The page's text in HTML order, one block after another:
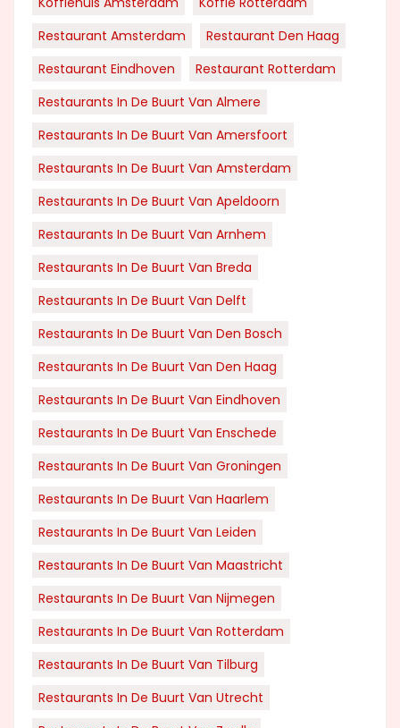
Restaurant Amsterdam
Restaurant Den Haag
Restaurant Eindhoven
Restaurant Rotterdam
Restaurants In De Buurt Van Almere
Restaurants In De Buurt Van Amersfoort
Restaurants In De Buurt Van Amsterdam
Restaurants In De Buurt Van Apeldoorn
Restaurants In De Buurt Van Arnhem
Restaurants In De Buurt Van Breda
Restaurants In De Buurt Van Delft
Restaurants In De Buurt Van Den Bosch
Restaurants In De Buurt Van Den Haag
Restaurants In De Buurt Van Eindhoven
Restaurants In De Buurt Van Enschede
Restaurants In De Buurt Van Groningen
Restaurants In De Buurt Van Haarlem
Restaurants In De Buurt Van Leiden
Restaurants In De Buurt Van Maastricht
Restaurants In De Buurt Van Nijmegen
Restaurants In De Buurt Van Rotterdam
Restaurants In De Buurt Van Tilburg
Restaurants In De Buurt Van Utrecht